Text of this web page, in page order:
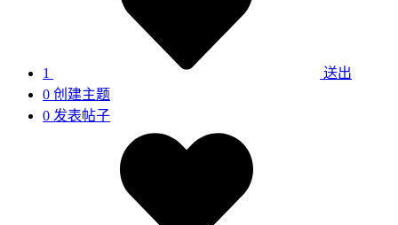
1
送出
0 创建主题
0 发表帖子